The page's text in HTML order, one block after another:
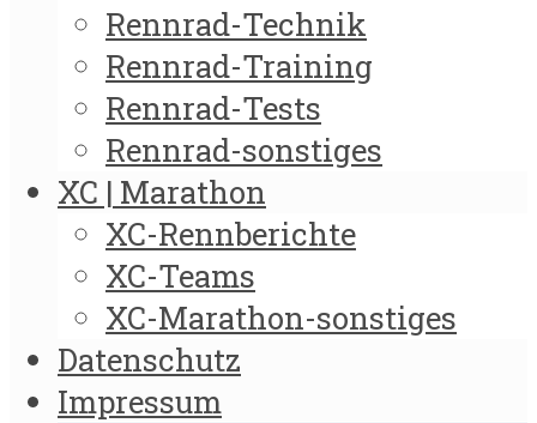
Rennrad-Technik
Rennrad-Training
Rennrad-Tests
Rennrad-sonstiges
XC | Marathon
XC-Rennberichte
XC-Teams
XC-Marathon-sonstiges
Datenschutz
Impressum